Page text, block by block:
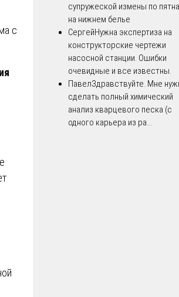
с
супружеской измены по
на нижнем белье
СергейНужна экспертиза на
конструкторские чертежи
насосной станции. Ошибки
очевидные и все известны.
ПавелЗдравствуйте. Мне
сделать полный химический
анализ кварцевого песка (с
одного карьера из ра...